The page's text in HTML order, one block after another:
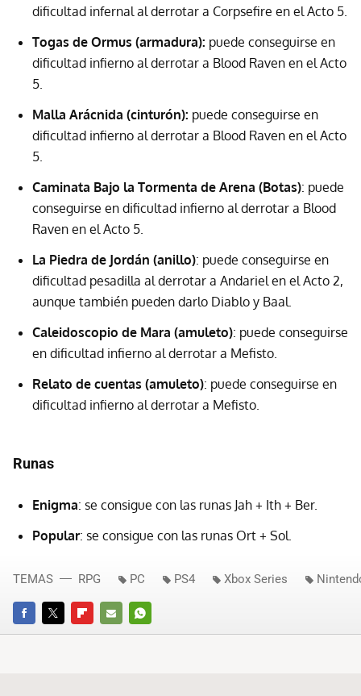
dificultad infernal al derrotar a Corpsefire en el Acto 5.
Togas de Ormus (armadura): puede conseguirse en
dificultad infierno al derrotar a Blood Raven en el Acto
5.
Malla Arácnida (cinturón): puede conseguirse en
dificultad infierno al derrotar a Blood Raven en el Acto
5.
Caminata Bajo la Tormenta de Arena (Botas): puede
conseguirse en dificultad infierno al derrotar a Blood
Raven en el Acto 5.
La Piedra de Jordán (anillo): puede conseguirse en
dificultad pesadilla al derrotar a Andariel en el Acto 2,
aunque también pueden darlo Diablo y Baal.
Caleidoscopio de Mara (amuleto): puede conseguirse
en dificultad infierno al derrotar a Mefisto.
Relato de cuentas (amuleto): puede conseguirse en
dificultad infierno al derrotar a Mefisto.
Runas
Enigma: se consigue con las runas Jah + Ith + Ber.
Popular: se consigue con las runas Ort + Sol.
FACEBOOKTWITTERFLIPBOARD
E-
WHATSAPP
TEMAS RPG PC PS4 Xbox Series